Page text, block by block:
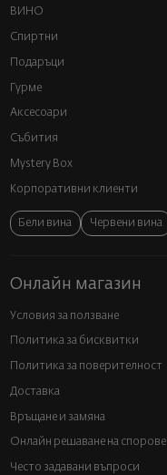
ВИНО
Спиртни
Подаръци
Гурме
Аксесоари
Събития
Mystery Box
Корпоративни клиенти
Бели вина Червени вина
Онлайн магазин
Условия за ползване
Политика за бисквитки
Политика за поверителност
Доставка
Връщане и замяна
Онлайн решаване на спорове
Често задавани въпроси